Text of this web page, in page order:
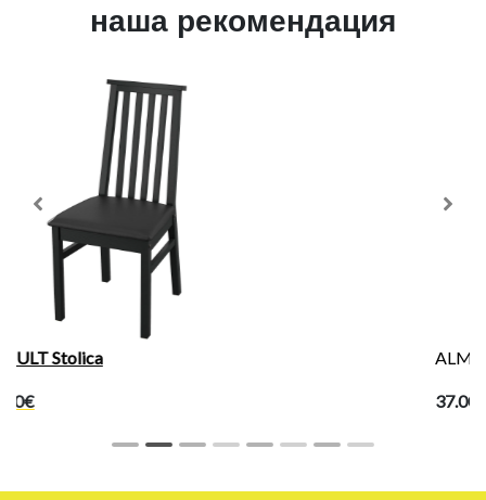
наша рекомендация
ALMTJÄRN Kupatilska prostirka
37.00€
Previous Next